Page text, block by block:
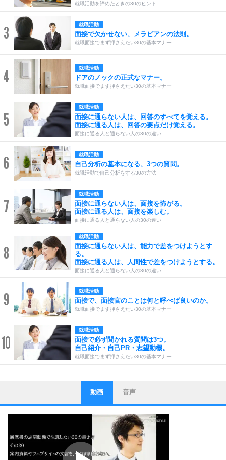
就職活動を諦めたときの30のヒント
3 就職活動
面接で欠かせない、メラビアンの法則。
就職面接でまず押さえたい30の基本マナー
4 就職活動
ドアのノックの正式なマナー。
就職面接でまず押さえたい30の基本マナー
5
就職活動
面接に通らない人は、回答のすべてを覚える。
面接に通る人は、回答の要点だけ覚える。
面接に通る人と通らない人の30の違い
6 就職活動
自己分析の基本になる、3つの質問。
就職活動で自己分析をする30の方法
7
就職活動
面接に通らない人は、面接を怖がる。
面接に通る人は、面接を楽しむ。
面接に通る人と通らない人の30の違い
8
就職活動
面接に通らない人は、能力で差をつけようとす
る。
面接に通る人は、人間性で差をつけようとする。
面接に通る人と通らない人の30の違い
9 就職活動
面接で、面接官のことは何と呼べば良いのか。
就職面接でまず押さえたい30の基本マナー
10
就職活動
面接で必ず聞かれる質問は3つ。
自己紹介・自己PR・志望動機。
就職面接でまず押さえたい30の基本マナー
1
ストレス対策
他人と比べない。
いっそのこと、他人を見ない。
いらいらしない人になる30の方法
プラス思考
ポジティブになれない原因は、行動しないから。
動画 音声